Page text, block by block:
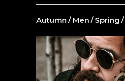
Autumn Men Spring